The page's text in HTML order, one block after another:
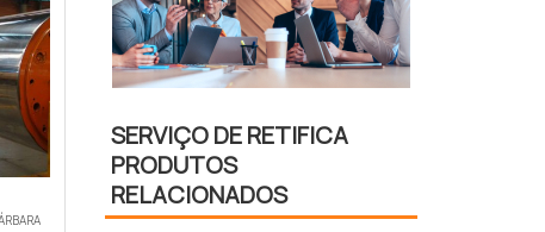
SERVIÇO DE RETIFICA
PRODUTOS
RELACIONADOS